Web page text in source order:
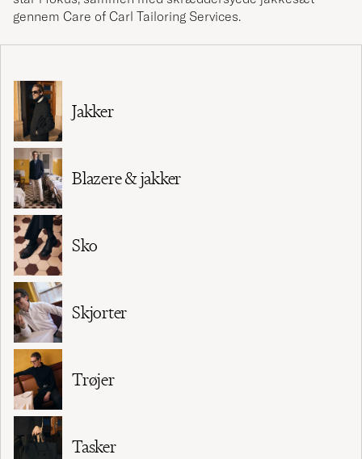
gennem Care of Carl Tailoring Services.
Jakker
Blazere & jakker
Sko
Skjorter
Trøjer
Tasker